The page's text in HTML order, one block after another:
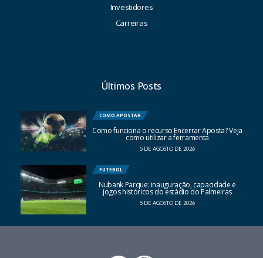
Investidores
Carreiras
Últimos Posts
COMO APOSTAR
Como funciona o recurso Encerrar Aposta? Veja
como utilizar a ferramenta
5 DE AGOSTO DE 2026
FUTEBOL
Nubank Parque: inauguração, capacidade e
jogos históricos do estádio do Palmeiras
5 DE AGOSTO DE 2026